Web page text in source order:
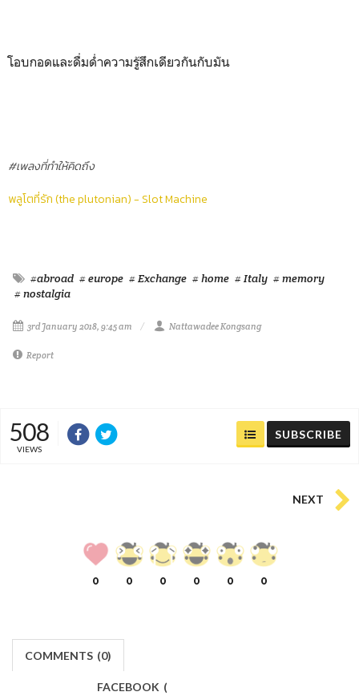
โอบกอดและดื่มด่ำความรู้สึกเดียวกันกับมัน
#เพลงที่ทำให้คิดถึง
พลูโตที่รัก (the plutonian) - Slot Machine
#abroad # europe # Exchange # home # Italy # memory
# nostalgia
3rd January 2018, 9:45 am Nattawadee Kongsang
Report
508
VIEWS
SUBSCRIBE
NEXT
0 0 0 0 0 0
COMMENTS (0)
FACEBOOK (